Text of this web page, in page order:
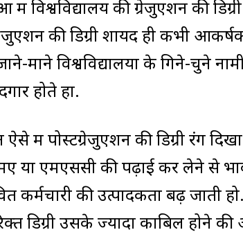
में विश्वविद्यालय की ग्रेजुएशन की
की डिग्री शायद ही कभी
माने विश्वविद्यालयों के गिने-चुने
होते हों.
में पोस्टग्रेजुएशन की डिग्री रंग
या एमएससी की पढ़ाई कर लेने से
कर्मचारी की उत्पादकता बढ़ जाती
डिग्री उसके ज्‍यादा काबिल होने